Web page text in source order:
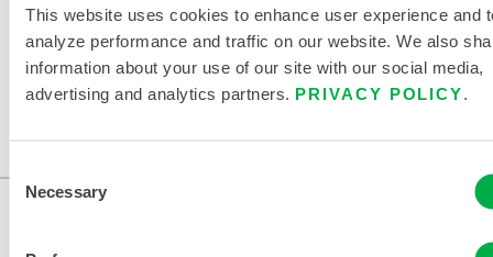
This website uses cookies to enhance user experience and
analyze performance and traffic on our website. We also
information about your use of our site with our social media,
advertising and analytics partners. PRIVACY POLICY
Selection
Necessary
Erhältlich in diesen Verkaufsregionen: USA, KANADA,
MEXIKO, SÜDAMERIKA, EUROPA, INDIEN, OZEANIEN,
AFRIKA, MITTLERER OSTEN, ANTARKTIS, RUSSLAND.